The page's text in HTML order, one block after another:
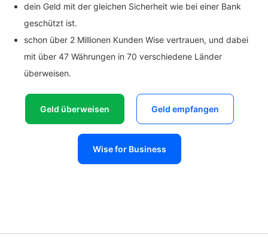
dein Geld mit der gleichen Sicherheit wie bei einer Bank
geschützt ist.
schon über 2 Millionen Kunden Wise vertrauen, und dabei
mit über 47 Währungen in 70 verschiedene Länder
überweisen.
Geld überweisen Geld empfangen
Wise for Business